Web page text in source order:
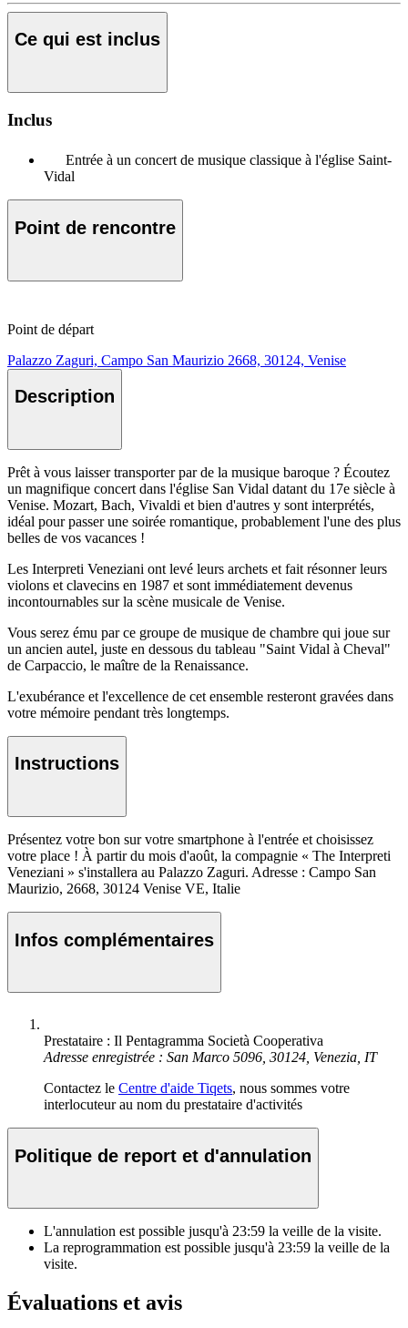
Ce qui est inclus
Inclus
Entrée à un concert de musique classique à l'église Saint-
Vidal
Point de rencontre
Point de départ
Palazzo Zaguri, Campo San Maurizio 2668, 30124, Venise
Description
Prêt à vous laisser transporter par de la musique baroque ? Écoutez
un magnifique concert dans l'église San Vidal datant du 17e siècle à
Venise. Mozart, Bach, Vivaldi et bien d'autres y sont interprétés,
idéal pour passer une soirée romantique, probablement l'une des plus
belles de vos vacances !
Les Interpreti Veneziani ont levé leurs archets et fait résonner leurs
violons et clavecins en 1987 et sont immédiatement devenus
incontournables sur la scène musicale de Venise.
Vous serez ému par ce groupe de musique de chambre qui joue sur
un ancien autel, juste en dessous du tableau "Saint Vidal à Cheval"
de Carpaccio, le maître de la Renaissance.
L'exubérance et l'excellence de cet ensemble resteront gravées dans
votre mémoire pendant très longtemps.
Instructions
Présentez votre bon sur votre smartphone à l'entrée et choisissez
votre place ! À partir du mois d'août, la compagnie « The Interpreti
Veneziani » s'installera au Palazzo Zaguri. Adresse : Campo San
Maurizio, 2668, 30124 Venise VE, Italie
Infos complémentaires
Prestataire : Il Pentagramma Società Cooperativa
Adresse enregistrée : San Marco 5096, 30124, Venezia, IT
Contactez le Centre d'aide Tiqets, nous sommes votre
interlocuteur au nom du prestataire d'activités
Politique de report et d'annulation
L'annulation est possible jusqu'à 23:59 la veille de la visite.
La reprogrammation est possible jusqu'à 23:59 la veille de la
visite.
Évaluations et avis